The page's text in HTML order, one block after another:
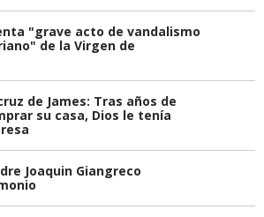
"grave acto de vandalismo
de la Virgen de
de James: Tras años de
su casa, Dios le tenía
Joaquin Giangreco